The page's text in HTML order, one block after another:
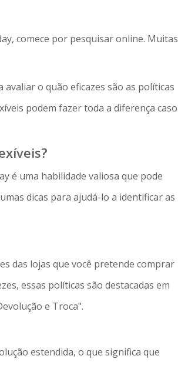
comece por pesquisar online. Muitas
avaliar o quão eficazes são as políticas
podem fazer toda a diferença caso
é uma habilidade valiosa que pode
dicas para ajudá-lo a identificar as
das lojas que você pretende comprar
essas políticas são destacadas em
e Troca".
estendida, o que significa que